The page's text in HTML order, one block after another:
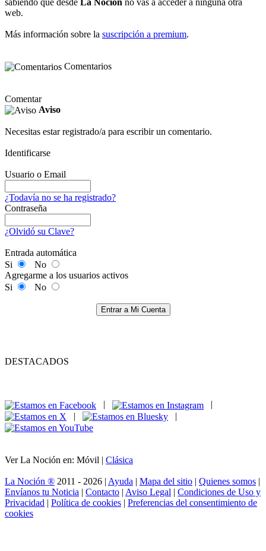
web.
Más información sobre la suscripción a premium.
Comentarios
Comentar
Aviso
Necesitas estar registrado/a para escribir un comentario.
Identificarse
Usuario o Email
¿Todavía no se ha registrado?
Contraseña
¿Olvidó su Clave?
Entrada automática
Si
No
Agregarme a los usuarios activos
Si
No
Entrar a Mi Cuenta
DESTACADOS
|
|
Ver La Noción en: Móvil | Clásica
La Noción ® 2011 - 2026 | Ayuda | Mapa del sitio | Quienes somos |
Envíanos tu Noticia | Contacto | Aviso Legal | Condiciones de Uso y
Privacidad | Política de cookies | Preferencias del consentimiento de
cookies